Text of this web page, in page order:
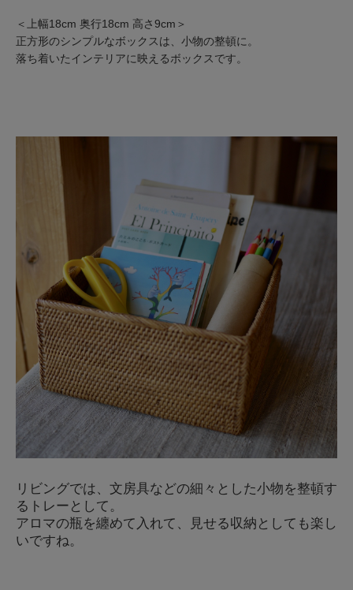
＜上幅18cm 奥行18cm 高さ9cm＞
正方形のシンプルなボックスは、小物の整頓に。
落ち着いたインテリアに映えるボックスです。
リビングでは、文房具などの細々とした小物を整頓す
るトレーとして。
アロマの瓶を纏めて入れて、見せる収納としても楽し
いですね。